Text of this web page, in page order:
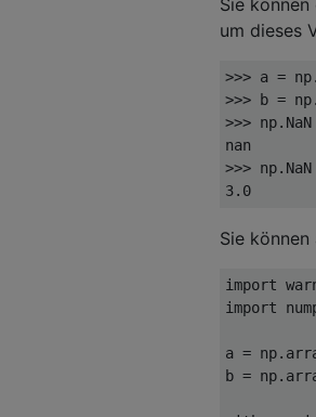
um dieses
>>>
>>> b =
>>> np.NaN
>>> np.NaN
3.0
Sie können
import
import
a =
b =